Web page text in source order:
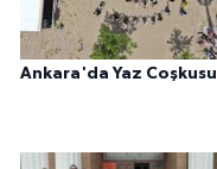
Ankara'da Yaz Coşkusu